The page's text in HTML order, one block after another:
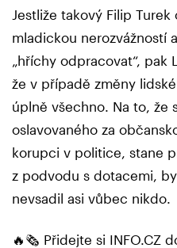
Jestliže takový Filip
mladickou nerozvážností
„hříchy odpracovat“, pak
že v případě změny
úplně všechno. Na to, že
oslavovaného za
korupci v politice, stane
z podvodu s dotacemi,
nevsadil asi vůbec nikdo.
🔥🗞️ Přidejte si INFO.CZ